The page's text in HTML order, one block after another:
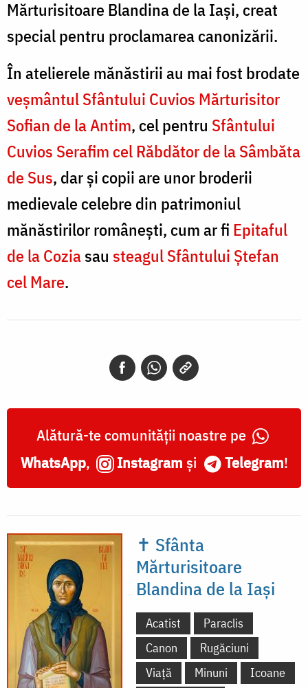
Mărturisitoare Blandina de la Iași, creat
special pentru proclamarea canonizării.
În atelierele mănăstirii au mai fost brodate
veșmântul Sfântului Cuvios Mărturisitor
Sofian de la Antim, cel pentru Sfântului
Cuvios Serafim cel Răbdător de la Sâmbăta
de Sus, dar și copii are unor broderii
medievale celebre din patrimoniul
mănăstirilor românești, cum ar fi Epitaful
de la Coziasau steagul Sfântului Ștefan
cel Mare.
Alătură-te comunității noastre pe
WhatsApp, Instagram și Telegram!
✝ Sfânta
Mărturisitoare
Blandina de la Iași
Acatist
Paraclis
Canon
Rugăciuni
Viață
Minuni
Icoane